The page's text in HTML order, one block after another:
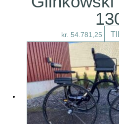
kr. 54.781,25